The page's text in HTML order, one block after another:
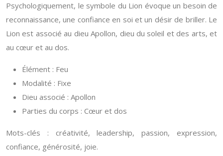
Psychologiquement, le symbole du Lion évoque un besoin de
reconnaissance, une confiance en soi et un désir de briller. Le
Lion est associé au dieu Apollon, dieu du soleil et des arts, et
au cœur et au dos.
Élément : Feu
Modalité : Fixe
Dieu associé : Apollon
Parties du corps : Cœur et dos
Mots-clés : créativité, leadership, passion, expression,
confiance, générosité, joie.